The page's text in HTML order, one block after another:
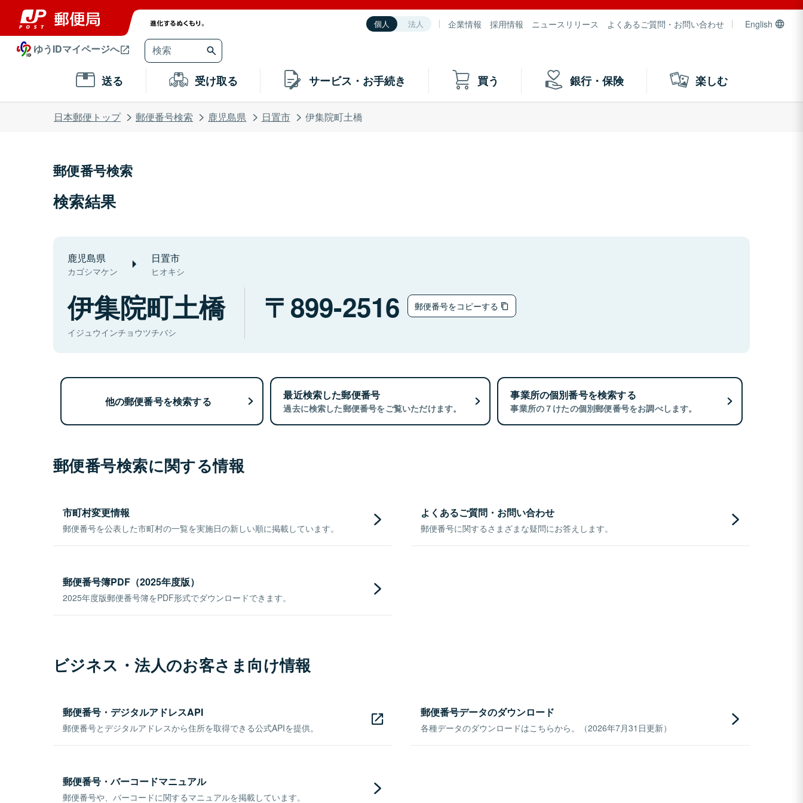
個人 法人 企業情報 採用情報 ニュースリリース よくあるご質問・お問い合わせ English
ゆうIDマイページへ
送る 受け取る サービス・お手続き 買う 銀行・保険 楽しむ
日本郵便トップ 郵便番号検索 鹿児島県 日置市 伊集院町土橋
郵便番号検索
検索結果
鹿児島県
カゴシマケン
日置市
ヒオキシ
伊集院町土橋
イジュウインチョウツチバシ
899-2516 郵便番号をコピーする
他の郵便番号を検索する 最近検索した郵便番号
過去に検索した郵便番号をご覧いただけます。
事業所の個別番号を検索する
事業所の７けたの個別郵便番号をお調べします。
郵便番号検索に関する情報
市町村変更情報
郵便番号を公表した市町村の一覧を実施日の新しい順に掲載しています。
よくあるご質問・お問い合わせ
郵便番号に関するさまざまな疑問にお答えします。
郵便番号簿PDF（2025年度版）
2025年度版郵便番号簿をPDF形式でダウンロードできます。
ビジネス・法人のお客さま向け情報
郵便番号・デジタルアドレスAPI
郵便番号とデジタルアドレスから住所を取得できる公式APIを提供。
郵便番号データのダウンロード
各種データのダウンロードはこちらから。（2026年7月31日更新）
郵便番号・バーコードマニュアル
郵便番号や、バーコードに関するマニュアルを掲載しています。